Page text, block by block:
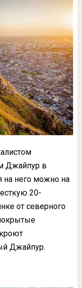
Джайпур в
на него можно на
20-
от северного
Джайпур.